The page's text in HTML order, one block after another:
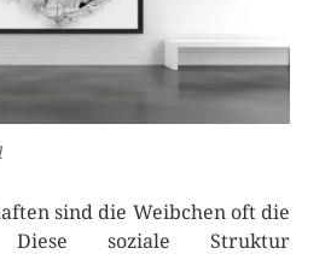
sind die Weibchen oft die
Diese soziale Struktur